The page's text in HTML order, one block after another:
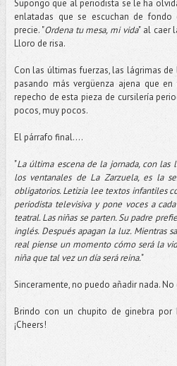
Supongo que al periodista se le ha
enlatadas que se escuchan de
precie. "Ordena tu mesa, mi vida" al caer
Lloro de risa.
Con las últimas fuerzas, las lágrimas
pasando más vergüenza ajena que
repecho de esta pieza de cursilería
pocos, muy pocos.
El párrafo final....
"La última escena de la jornada, con las
los ventanales de La Zarzuela, es la
obligatorios. Letizia lee textos infantiles
periodista televisiva y pone voces a
teatral. Las niñas se parten. Su padre
inglés. Después apagan la luz. Mientras
real piense un momento cómo será la
niña que tal vez un día será reina."
Sinceramente, no puedo añadir nada.
Brindo con un chupito de ginebra por
¡Cheers!